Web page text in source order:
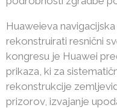
Huaweieva
rekonstruirati resnični
kongresu je Huawei
prikaza, ki za
rekonstrukcije
prizorov, izvajanje